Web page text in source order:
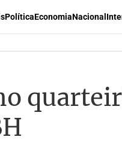
PolíticaEconomiaNacional